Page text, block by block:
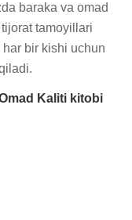
baraka va omad
tamoyillari
bir kishi uchun
Kaliti kitobi